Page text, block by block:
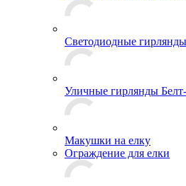
Светодиодные
Уличные гирлянды
Макушки на елку
Ограждение для елки